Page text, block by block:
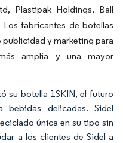
Plastipak Holdings, Ball
fabricantes de botellas
y marketing para
amplia y una mayor
su botella 1SKIN, el futuro
bebidas delicadas. Sidel
única en su tipo sin
a los clientes de Sidel a